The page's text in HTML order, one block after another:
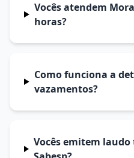
Vocês atendem
horas?
Como funciona a
vazamentos?
Vocês emitem